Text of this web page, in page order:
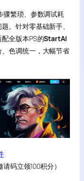
骤繁琐、参数调试耗
。针对零基础新手、
全版本PS的StartAI
色调统一，大幅节省
码立领100积分）